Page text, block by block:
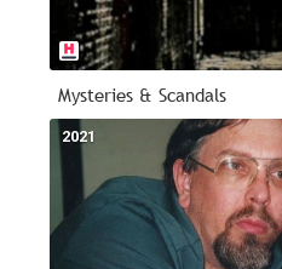
Mysteries & Scandals
2021